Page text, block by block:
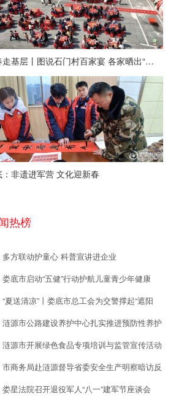
新春走基层丨图说石门村百家宴 各家晒出“拿手菜”
：非遗进军营 文化迎新春
热榜
多方联动护童心 科普宣讲进企业
娄底市启动“五健”行动护航儿童青少年健康
“夏送清凉”丨娄底市总工会为交警撑起“遮阳
涟源市公路建设养护中心扎实推进预防性养护
涟源市开展绿色食品专项培训与监管宣传活动
市商务局赴涟源督导省委安全生产明察暗访反
娄星法院召开退役军人“八一”建军节座谈会